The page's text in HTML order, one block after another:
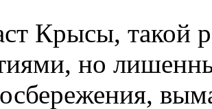
Крысы, такой
но